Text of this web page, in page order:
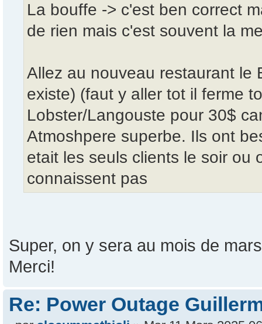
La bouffe -> c'est ben correct
de rien mais c'est souvent la
Allez au nouveau restaurant le
existe) (faut y aller tot il ferme
Lobster/Langouste pour 30$
Atmoshpere superbe. Ils ont
etait les seuls clients le soir ou
connaissent pas
Super, on y sera au mois de
Merci!
Re: Power Outage